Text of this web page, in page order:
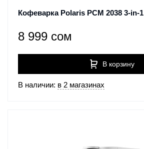
Кофеварка Polaris PCM 2038 3-in-1
8 999 сом
В корзину
В наличии: в 2 магазинах